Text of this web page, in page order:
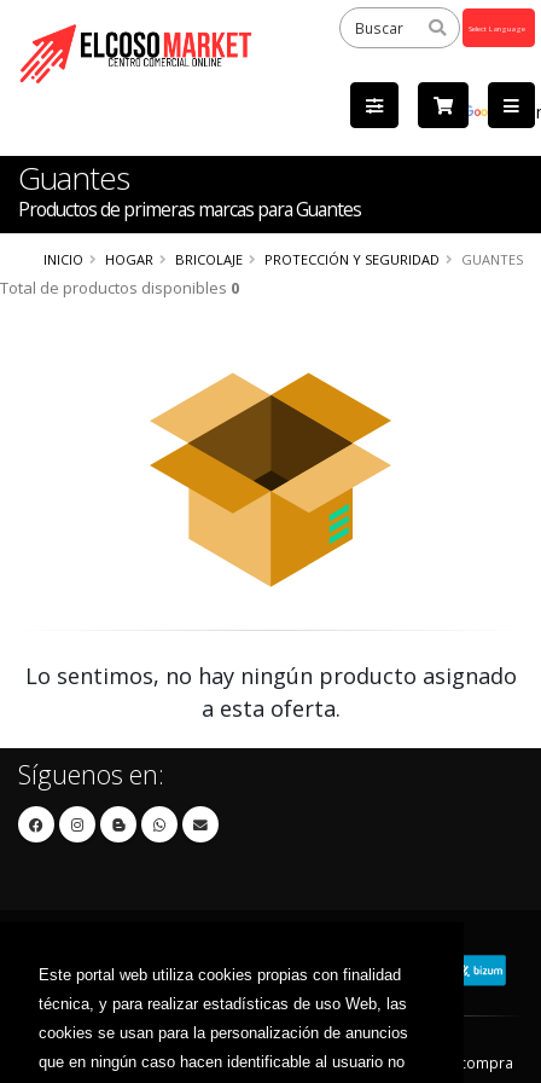
Este portal web utiliza cookies propias con finalidad
técnica, y para realizar estadísticas de uso Web, las
cookies se usan para la personalización de anuncios
que en ningún caso hacen identificable al usuario no
by
Guantes
Productos de primeras marcas para Guantes
INICIO HOGAR BRICOLAJE PROTECCIÓN Y SEGURIDAD GUANTES
Total de productos disponibles 0
Lo sentimos, no hay ningún producto asignado
a esta oferta.
Síguenos en:
Contacto Aviso Legal
Condiciones de compra